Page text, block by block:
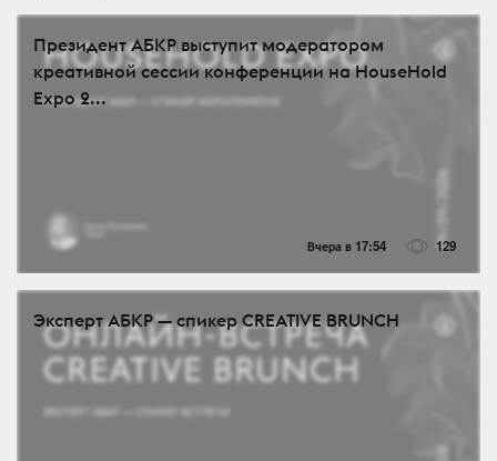
Президент АБКР выступит модератором
креативной сессии конференции на HouseHold
Expo 2...
Вчера в 17:54 129
Эксперт АБКР — спикер CREATIVE BRUNCH